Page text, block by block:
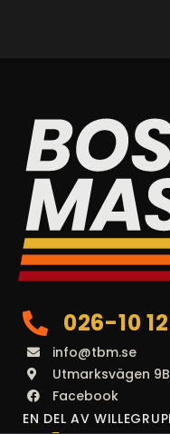
026-10
info@tbm.se
Utmarksvägen
Facebook
EN DEL AV